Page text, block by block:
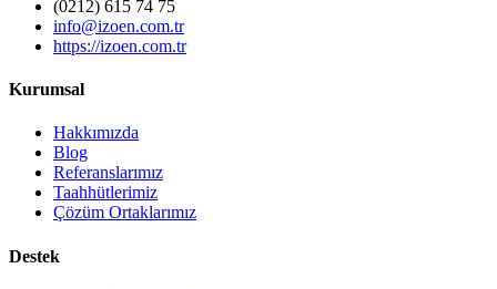
(0212) 615 74 75
info@izoen.com.tr
https://izoen.com.tr
Kurumsal
Hakkımızda
Blog
Referanslarımız
Taahhütlerimiz
Çözüm Ortaklarımız
Destek